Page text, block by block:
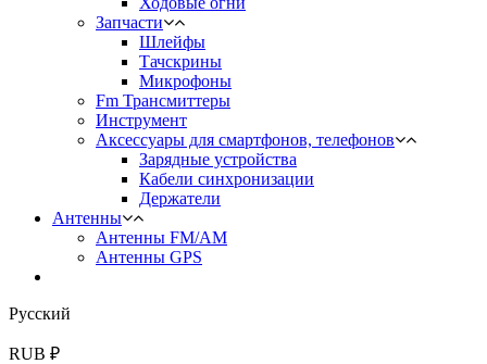
Запчасти
Шлейфы
Тачскрины
Микрофоны
Fm Трансмиттеры
Инструмент
Аксессуары для смартфонов, телефонов
Зарядные устройства
Кабели синхронизации
Держатели
Антенны
Антенны FM/AM
Антенны GPS
Русский
RUB ₽